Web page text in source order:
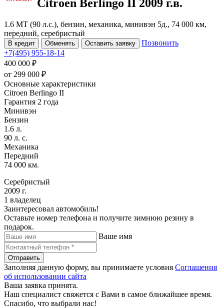
Citroen Berlingo II 2009 г.в.
1.6 MT (90 л.с.), бензин, механика, минивэн 5д., 74 000 км,
передний, серебристый
В кредит Обменять Оставить заявку
Позвонить
+7(495) 955-18-14
400 000 ₽
от 299 000 ₽
Основные характеристики
Citroen Berlingo II
Гарантия 2 года
Минивэн
Бензин
1.6 л.
90 л. с.
Механика
Передний
74 000 км.
Серебристый
2009 г.
1 владелец
Заинтересовал автомобиль!
Оставьте номер телефона и получите зимнюю резину в
подарок.
Ваше имя
Отправить
Заполняя данную форму, вы принимаете условия Соглашения
об использовании сайта
Ваша заявка принята.
Наш специалист свяжется с Вами в самое ближайшее время.
Спасибо, что выбрали нас!